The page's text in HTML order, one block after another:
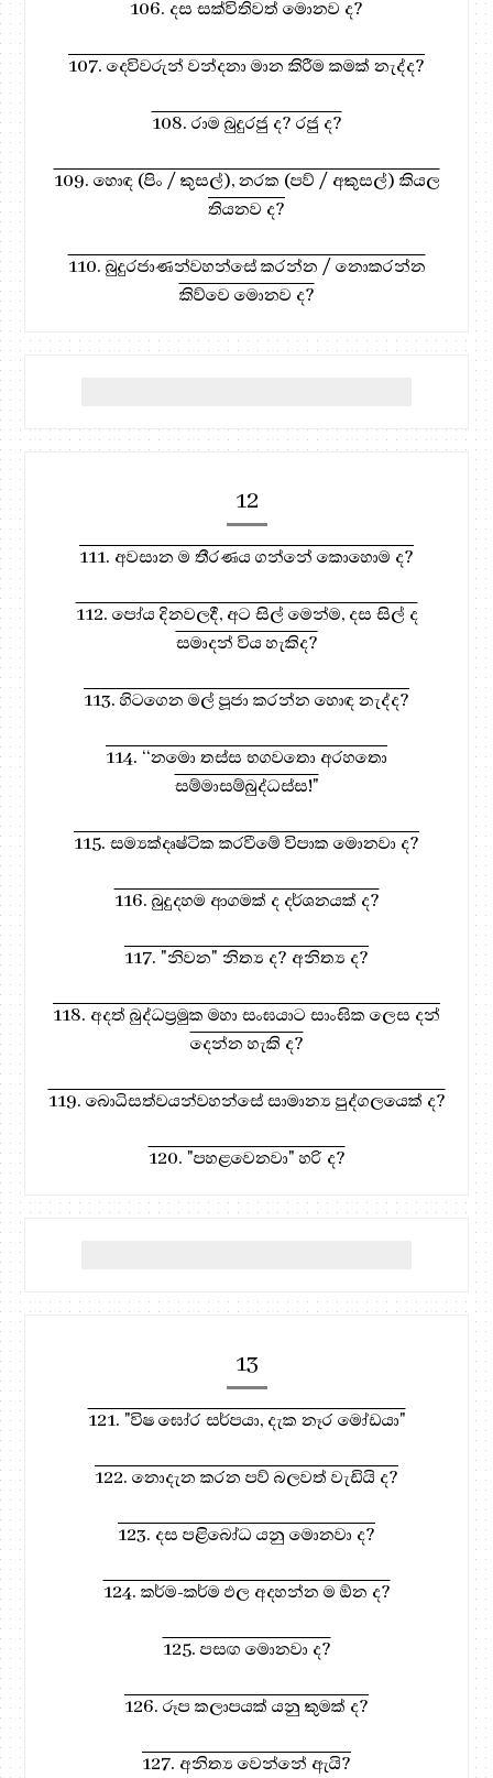
106. දස සක්විතිවත් මොනව ද?
107. දෙවිවරුන් වන්දනා මාන කිරීම කමක් නැද්ද?
108. රාම බුදුරජු ද? රජු ද?
109. හොඳ (පිං / කුසල්), නරක (පව් / අකුසල්) කියල
තියනව ද?
110. බුදුරජාණන්වහන්සේ කරන්න / නොකරන්න
කිව්වෙ මොනව ද?
12
111. අවසාන ම තීරණය ගන්නේ කොහොම ද?
112. පෝය දිනවලදී, අට සිල් මෙන්ම, දස සිල් ද
සමාදන් විය හැකිද?
113. හිටගෙන මල් පූජා කරන්න හොඳ නැද්ද?
114. ‘‘නමො තස්ස භගවතො අරහතො
සම්මාසම්බුද්ධස්ස!"
115. සම්‍යක්දෘෂ්ටික කරවීමේ විපාක මොනවා ද?
116. බුදුදහම ආගමක් ද දර්ශනයක් ද?
117. "නිවන" නිත්‍ය ද? අනිත්‍ය ද?
118. අදත් බුද්ධප්‍රමුක මහා සංඝයාට සාංඝික ලෙස දන්
දෙන්න හැකි ද?
119. බොධිසත්වයන්වහන්සේ සාමාන්‍ය පුද්ගලයෙක් ද?
120. "පහළවෙනවා" හරි ද?
13
121. "විෂ ඝෝර සර්පයා, දැක නෑර මෝඩයා"
122. නොදැන කරන පව් බලවත් වැඩියි ද?
123. දස පළිබෝධ යනු මොනවා ද?
124. කර්ම-කර්ම ඵල අදහන්න ම ඕන ද?
125. පසඟ මොනවා ද?
126. රූප කලාපයක් යනු කුමක් ද?
127. අනිත්‍ය වෙන්නේ ඇයි?